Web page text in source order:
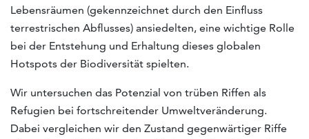
Lebensräumen (gekennzeichnet durch den Einfluss
terrestrischen Abflusses) ansiedelten, eine wichtige Rolle
bei der Entstehung und Erhaltung dieses globalen
Hotspots der Biodiversität spielten.
Wir untersuchen das Potenzial von trüben Riffen als
Refugien bei fortschreitender Umweltveränderung.
Dabei vergleichen wir den Zustand gegenwärtiger Riffe